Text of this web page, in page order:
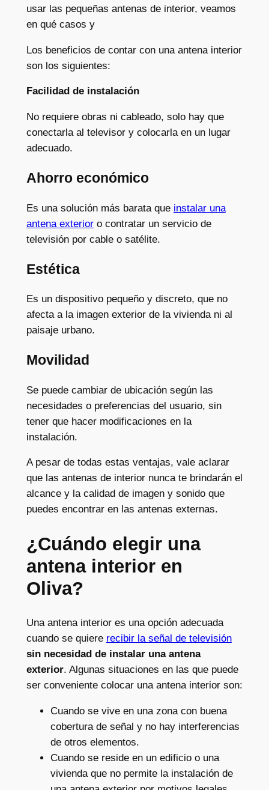
usar las pequeñas antenas de interior, veamos
en qué casos y
Los beneficios de contar con una antena interior
son los siguientes:
Facilidad de instalación
No requiere obras ni cableado, solo hay que
conectarla al televisor y colocarla en un lugar
adecuado.
Ahorro económico
Es una solución más barata que instalar una
antena exterioro contratar un servicio de
televisión por cable o satélite.
Estética
Es un dispositivo pequeño y discreto, que no
afecta a la imagen exterior de la vivienda ni al
paisaje urbano.
Movilidad
Se puede cambiar de ubicación según las
necesidades o preferencias del usuario, sin
tener que hacer modificaciones en la
instalación.
A pesar de todas estas ventajas, vale aclarar
que las antenas de interior nunca te brindarán el
alcance y la calidad de imagen y sonido que
puedes encontrar en las antenas externas.
¿Cuándo elegir una
antena interior en
Oliva?
Una antena interior es una opción adecuada
cuando se quiere recibir la señal de televisión
sin necesidad de instalar una antena
exterior. Algunas situaciones en las que puede
ser conveniente colocar una antena interior son:
Cuando se vive en una zona con buena
cobertura de señal y no hay interferencias
de otros elementos.
Cuando se reside en un edificio o una
vivienda que no permite la instalación de